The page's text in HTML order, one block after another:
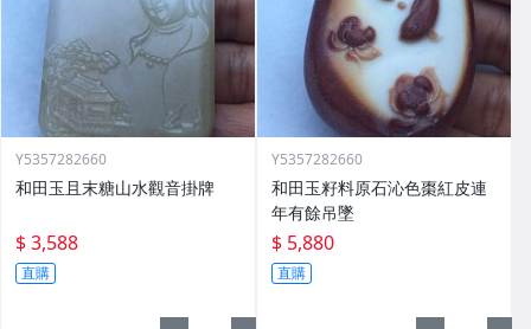
Y5357282660
和田玉且末糖山水觀音掛牌
$ 3,588
直購
Y5357282660
和田玉籽料原石沁色棗紅皮連
年有餘吊墜
$ 5,880
直購